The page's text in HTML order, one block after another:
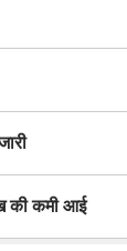
की कमी आई